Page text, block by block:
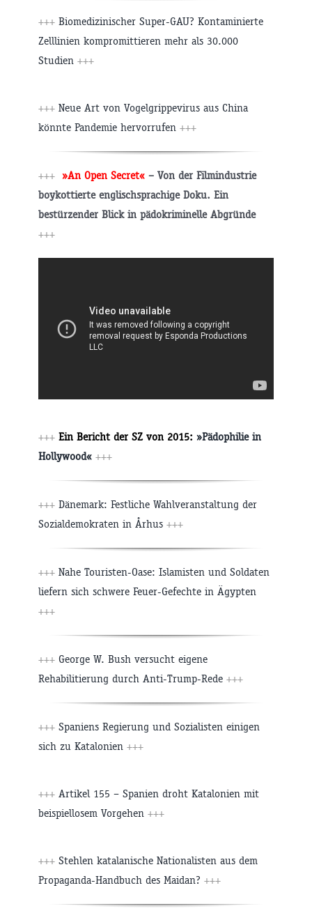
+++ Biomedizinischer Super-GAU? Kontaminierte
Zelllinien kompromittieren mehr als 30.000
Studien +++
+++ Neue Art von Vogelgrippevirus aus China
könnte Pandemie hervorrufen +++
+++ »An Open Secret« – Von der Filmindustrie
boykottierte englischsprachige Doku. Ein
bestürzender Blick in pädokriminelle Abgründe
+++
+++ Ein Bericht der SZ von 2015: »Pädophilie in
Hollywood« +++
+++ Dänemark: Festliche Wahlveranstaltung der
Sozialdemokraten in Århus +++
+++ Nahe Touristen-Oase: Islamisten und Soldaten
liefern sich schwere Feuer-Gefechte in Ägypten
+++
+++ George W. Bush versucht eigene
Rehabilitierung durch Anti-Trump-Rede +++
+++ Spaniens Regierung und Sozialisten einigen
sich zu Katalonien +++
+++ Artikel 155 – Spanien droht Katalonien mit
beispiellosem Vorgehen +++
+++ Stehlen katalanische Nationalisten aus dem
Propaganda-Handbuch des Maidan? +++